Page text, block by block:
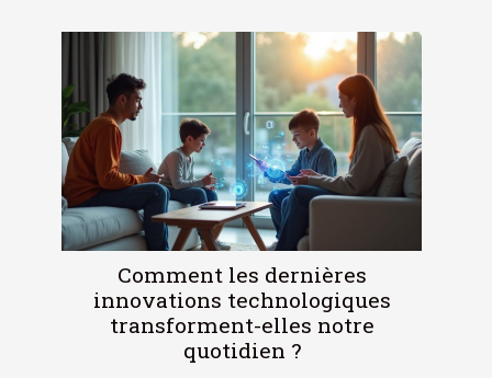
Comment les dernières
innovations technologiques
transforment-elles notre
quotidien ?